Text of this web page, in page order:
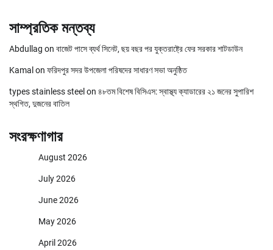
সাম্প্রতিক মন্তব্য
Abdullag on বাজেট পাসে ব্যর্থ সিনেট, ছয় বছর পর যুক্তরাষ্ট্রে ফের সরকার শাটডাউন
Kamal on ফরিদপুর সদর উপজেলা পরিষদের সাধারণ সভা অনুষ্ঠিত
types stainless steel on ৪৮তম বিশেষ বিসিএস: স্বাস্থ্য ক্যাডারের ২১ জনের সুপারিশ
স্থগিত, দুজনের বাতিল
সংরক্ষণাগার
August 2026
July 2026
June 2026
May 2026
April 2026